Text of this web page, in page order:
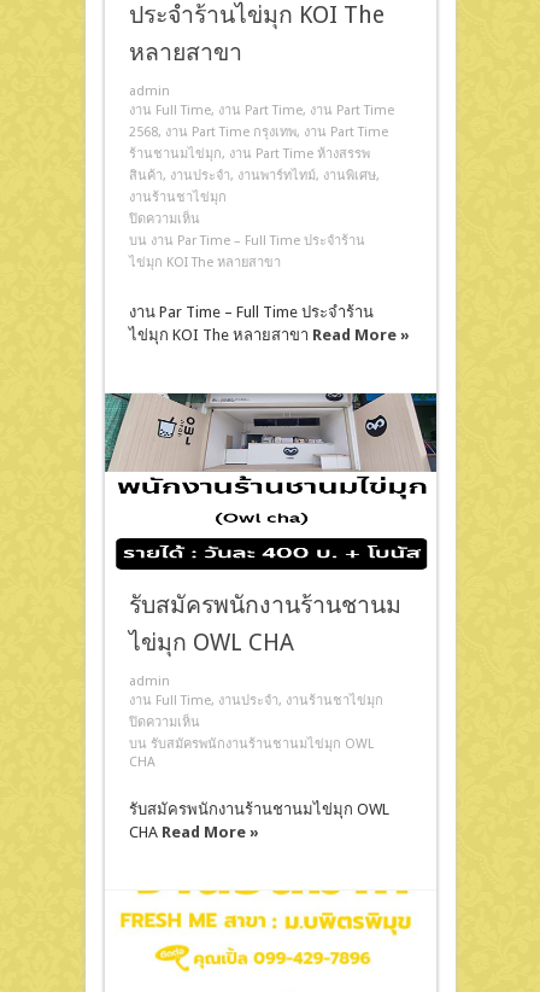
ประจำร้านไข่มุก KOI The
หลายสาขา
admin
งาน Full Time, งาน Part Time, งาน Part Time
2568, งาน Part Time กรุงเทพ, งาน Part Time
ร้านชานมไข่มุก, งาน Part Time ห้างสรรพ
สินค้า, งานประจำ, งานพาร์ทไทม์, งานพิเศษ,
งานร้านชาไข่มุก
ปิดความเห็น
บน งาน Par Time – Full Time ประจำร้าน
ไข่มุก KOI The หลายสาขา
งาน Par Time – Full Time ประจำร้าน
ไข่มุก KOI The หลายสาขา Read More »
รับสมัครพนักงานร้านชานม
ไข่มุก OWL CHA
admin
งาน Full Time, งานประจำ, งานร้านชาไข่มุก
ปิดความเห็น
บน รับสมัครพนักงานร้านชานมไข่มุก OWL
CHA
รับสมัครพนักงานร้านชานมไข่มุก OWL
CHA Read More »